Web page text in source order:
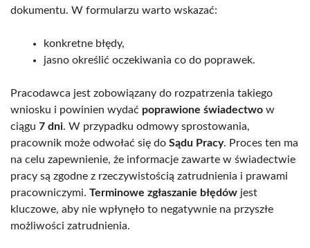
dokumentu. W formularzu warto wskazać:
konkretne błędy,
jasno określić oczekiwania co do poprawek.
Pracodawca jest zobowiązany do rozpatrzenia takiego
wniosku i powinien wydać poprawione świadectwo w
ciągu 7 dni. W przypadku odmowy sprostowania,
pracownik może odwołać się do Sądu Pracy. Proces ten ma
na celu zapewnienie, że informacje zawarte w świadectwie
pracy są zgodne z rzeczywistością zatrudnienia i prawami
pracowniczymi. Terminowe zgłaszanie błędów jest
kluczowe, aby nie wpłynęło to negatywnie na przyszłe
możliwości zatrudnienia.